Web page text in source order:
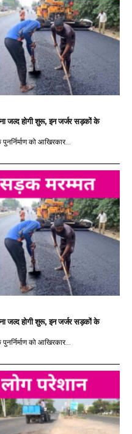
जल्द होगी शुरू, इन जर्जर सड़कों के
को आखिरकार...
जल्द होगी शुरू, इन जर्जर सड़कों के
को आखिरकार...